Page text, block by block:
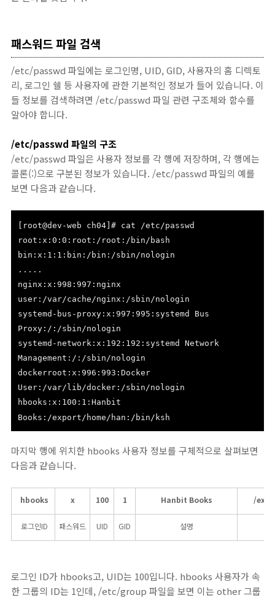
패스워드 파일 검색
/etc/passwd 파일에는 로그인명, UID, GID, 사용자의 홈 디렉토
리, 로그인 쉘 등 사용자에 관한 기본적인 정보가 들어 있습니다. 이
들 정보를 검색하려면 /etc/passwd 파일 관련 구조체와 함수를
알아야 합니다.
/etc/passwd 파일의 구조
/etc/passwd 파일은 사용자 정보를 각 행에 저장하며, 각 행에는
콜론(:)으로 구분된 정보가 있습니다. /etc/passwd 파일의 예를
보면 다음과 같습니다.
[root@dev-web ch04]# cat /etc/passwd
root:x:0:0:root:/root:/bin/bash
bin:x:1:1:bin:/bin:/sbin/nologin
.....
nginx:x:998:997:nginx
user:/var/cache/nginx:/sbin/nologin
systemd-bus-proxy:x:997:995:systemd Bus
Proxy:/:/sbin/nologin
systemd-network:x:192:192:systemd Network
Management:/:/sbin/nologin
dockerroot:x:996:993:Docker
User:/var/lib/docker:/sbin/nologin
hbooks:x:100:1:Hanbit
Books:/export/home/han:/bin/ksh
마지막 행에 위치한 hbooks 사용자 정보를 구체적으로 살펴보면
다음과 같습니다.
hbooks x 100 1 Hanbit Books /
로그인ID 패스워드 UID GID 설명
로그인 ID가 hbooks고, UID는 100입니다. hbooks 사용자가 속
한 그룹의 ID는 1인데, /etc/group 파일을 보면 이는 other 그룹